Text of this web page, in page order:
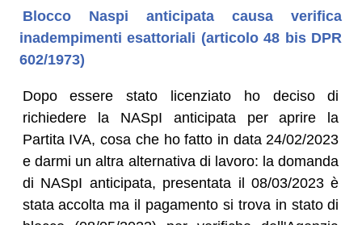
Blocco Naspi anticipata causa verifica
inadempimenti esattoriali (articolo 48 bis DPR
602/1973)
Dopo essere stato licenziato ho deciso di
richiedere la NASpI anticipata per aprire la
Partita IVA, cosa che ho fatto in data 24/02/2023
e darmi un altra alternativa di lavoro: la domanda
di NASpI anticipata, presentata il 08/03/2023 è
stata accolta ma il pagamento si trova in stato di